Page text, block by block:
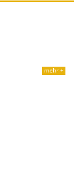
mehr +